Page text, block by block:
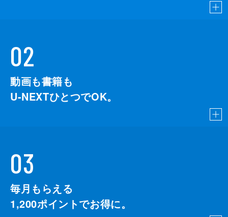
02
動画も書籍も
U-NEXTひとつでOK。
03
毎月もらえる
1,200ポイントでお得に。